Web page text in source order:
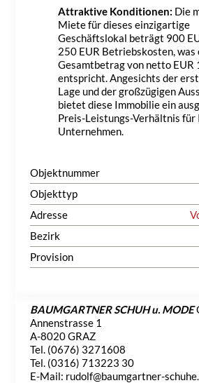
Attraktive Konditionen: Die
Miete für dieses einzigartige
Geschäftslokal beträgt 900
250 EUR Betriebskosten, was
Gesamtbetrag von netto EUR
entspricht. Angesichts der
Lage und der großzügigen
bietet diese Immobilie ein
Preis-Leistungs-Verhältnis für
Unternehmen.
Objektnummer
Objekttyp
Adresse
Bezirk
Provision
BAUMGARTNER SCHUH u. MODE
Annenstrasse 1
A-8020 GRAZ
Tel. (0676) 3271608
Tel. (0316) 713223 30
E-Mail: rudolf@baumgartner-